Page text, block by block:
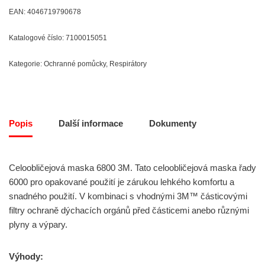
EAN: 4046719790678
Katalogové číslo: 7100015051
Kategorie: Ochranné pomůcky, Respirátory
Popis Další informace Dokumenty
Celoobličejová maska 6800 3M. Tato celoobličejová maska řady
6000 pro opakované použití je zárukou lehkého komfortu a
snadného použití. V kombinaci s vhodnými 3M™ částicovými
filtry ochraně dýchacích orgánů před částicemi anebo různými
plyny a výpary.
Výhody: